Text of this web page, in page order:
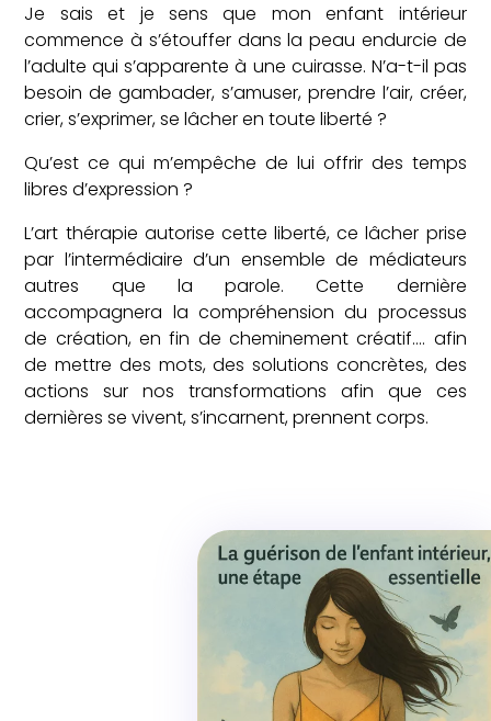
Je sais et je sens que mon enfant intérieur
commence à s’étouffer dans la peau endurcie de
l’adulte qui s’apparente à une cuirasse. N’a-t-il pas
besoin de gambader, s’amuser, prendre l’air, créer,
crier, s’exprimer, se lâcher en toute liberté ?
Qu’est ce qui m’empêche de lui offrir des temps
libres d’expression ?
L’art thérapie autorise cette liberté, ce lâcher prise
par l’intermédiaire d’un ensemble de médiateurs
autres que la parole. Cette dernière
accompagnera la compréhension du processus
de création, en fin de cheminement créatif…. afin
de mettre des mots, des solutions concrètes, des
actions sur nos transformations afin que ces
dernières se vivent, s’incarnent, prennent corps.